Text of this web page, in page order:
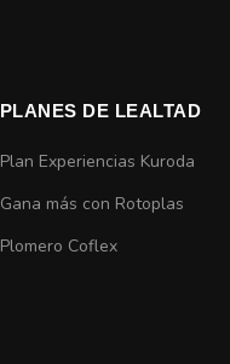
PLANES DE LEALTAD
Plan Experiencias Kuroda
Gana más con Rotoplas
Plomero Coflex